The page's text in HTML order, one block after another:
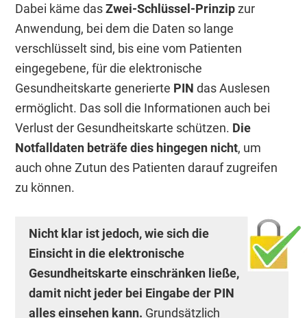
Dabei käme dasZwei-Schlüssel-Prinzipzur
Anwendung, bei dem die Daten so lange
verschlüsselt sind, bis eine vom Patienten
eingegebene, für die elektronische
Gesundheitskarte generierte PIN das Auslesen
ermöglicht. Das soll die Informationen auch bei
Verlust der Gesundheitskarte schützen. Die
Notfalldaten beträfe dies hingegen nicht, um
auch ohne Zutun des Patienten darauf zugreifen
zu können.
Nicht klar ist jedoch, wie sich die
Einsicht in die elektronische
Gesundheitskarte einschränken ließe,
damit nicht jeder bei Eingabe der PIN
alles einsehen kann. Grundsätzlich